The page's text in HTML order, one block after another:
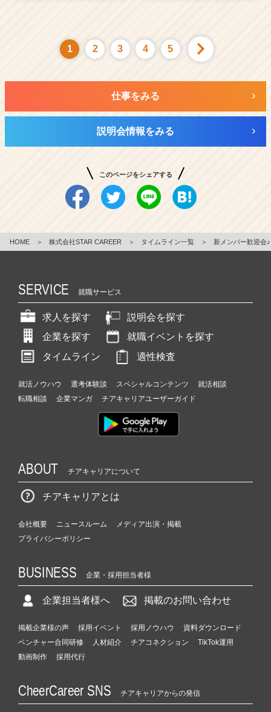
1 2 3 4 5
仕事をみる
説明会情報をみる
このページをシェアする
HOME ＞ 株式会社STAR CAREER ＞ タイムライン一覧 ＞ 新メンバー歓迎会♪
SERVICE 就職サービス
求人を探す
説明会を探す
企業を探す
就職イベントを探す
タイムライン
適性検査
就活ノウハウ 選考体験談 スペシャルコンテンツ
就活相談
転職相談
企業マンガ チアキャリアユーザーガイド
ABOUT チアキャリアについて
チアキャリアとは
会社概要 ニュースルーム
メディア出演・掲載
プライバシーポリシー
BUSINESS 企業・採用担当者様
企業担当者様へ 掲載のお問い合わせ
掲載企業様の声 採用イベント 採用ノウハウ
資料ダウンロード
ベンチャー合同研修
人材紹介 チアコネクション
TikTok運用
動画制作
採用代行
CheerCareer SNS チアキャリアからの発信